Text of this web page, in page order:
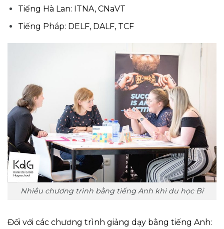
Tiếng Hà Lan: ITNA, CNaVT
Tiếng Pháp: DELF, DALF, TCF
Nhiều chương trình bằng tiếng Anh khi du học Bỉ
Đối với các chương trình giảng dạy bằng tiếng Anh: